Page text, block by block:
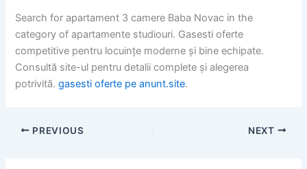
Search for apartament 3 camere Baba Novac in the
category of apartamente studiouri. Gasesti oferte
competitive pentru locuințe moderne și bine echipate.
Consultă site-ul pentru detalii complete și alegerea
potrivită.gasesti oferte pe anunt.site.
PREVIOUS NEXT